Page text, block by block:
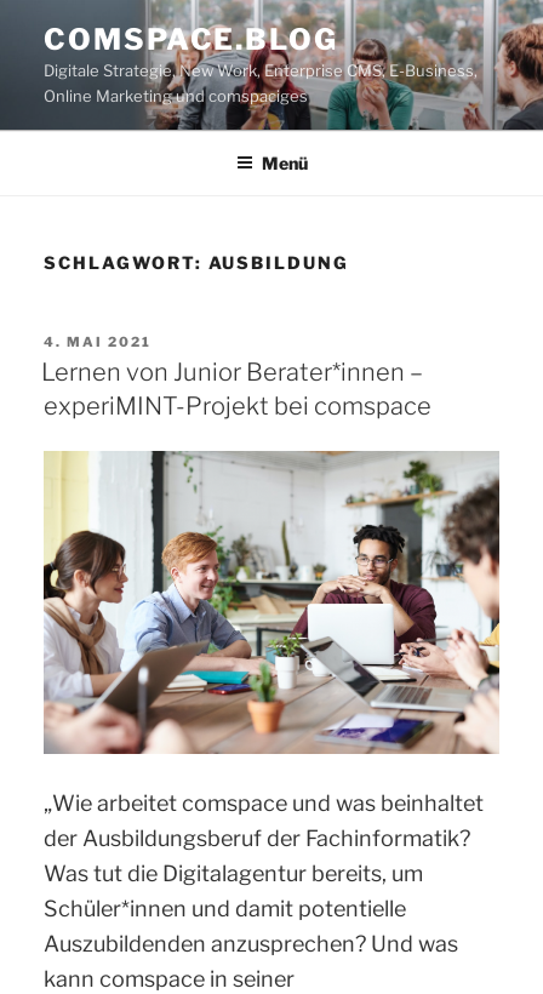
Inhalt
springen
COMSPACE.BLOG
Digitale Strategie, New Work, Enterprise CMS, E-Business,
Online Marketing und comspaciges
Menü
SCHLAGWORT: AUSBILDUNG
VERÖFFENTLICHT
AM
4. MAI 2021
Lernen von Junior Berater*innen –
experiMINT-Projekt bei comspace
„Wie arbeitet comspace und was beinhaltet
der Ausbildungsberuf der Fachinformatik?
Was tut die Digitalagentur bereits, um
Schüler*innen und damit potentielle
Auszubildenden anzusprechen? Und was
kann comspace in seiner